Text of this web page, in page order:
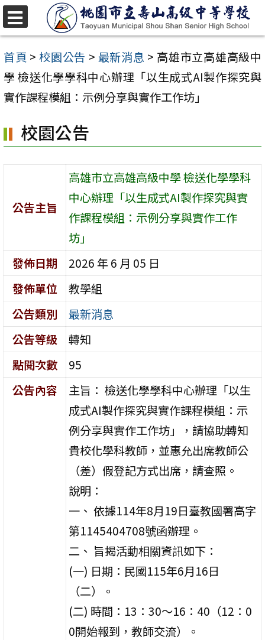
跳
至
主
要
內
區
首頁 > 校園公告 > 最新消息 > 高雄市立高雄高級中
學 檢送化學學科中心辦理「以生成式AI製作探究與
實作課程模組：示例分享與實作工作坊」
校園公告
公告主旨
高雄市立高雄高級中學 檢送化學學科
中心辦理「以生成式AI製作探究與實
作課程模組：示例分享與實作工作
坊」
發佈日期
2026 年 6 月 05 日
發佈單位
教學組
公告類別
最新消息
公告等級
轉知
點閱次數
95
公告內容
主旨： 檢送化學學科中心辦理「以生
成式AI製作探究與實作課程模組：示
例分享與實作工作坊」，請協助轉知
貴校化學科教師，並惠允出席教師公
（差）假登記方式出席，請查照。
說明：
一、 依據114年8月19日臺教國署高字
第1145404708號函辦理。
二、 旨揭活動相關資訊如下：
(一) 日期：民國115年6月16日
（二）。
(二) 時間：13：30〜16：40（12：0
0開始報到，教師交流）。
選
單